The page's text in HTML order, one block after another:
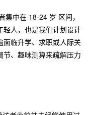
中在 18-24 岁 区间，
轻人，也是我们计划设计
临升学、求职或人际关
、趣味测算来疏解压力